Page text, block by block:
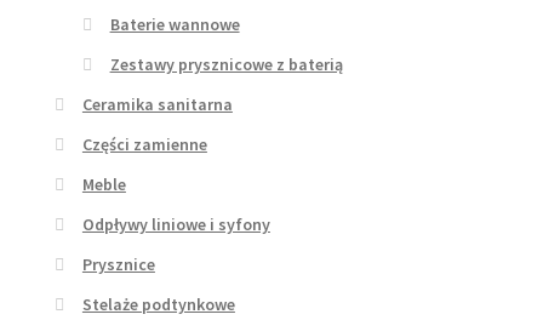
Baterie wannowe
Zestawy prysznicowe z baterią
Ceramika sanitarna
Części zamienne
Meble
Odpływy liniowe i syfony
Prysznice
Stelaże podtynkowe